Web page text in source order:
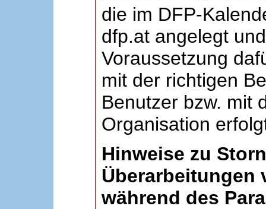
die im DFP-
dfp.at angelegt
Voraussetzung
mit der richtigen
Benutzer bzw. mit
Organisation
Hinweise zu
Überarbeitungen
während des